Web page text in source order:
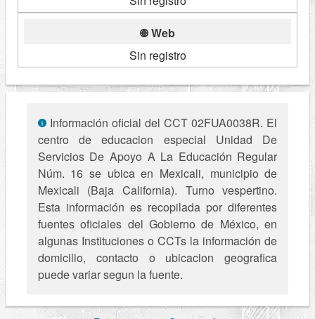
Web
Sin registro
Información oficial del CCT 02FUA0038R. El
centro de educacion especial Unidad De
Servicios De Apoyo A La Educación Regular
Núm. 16 se ubica en Mexicali, municipio de
Mexicali (Baja California). Turno vespertino.
Esta información es recopilada por diferentes
fuentes oficiales del Gobierno de México, en
algunas Instituciones o CCTs la información de
domicilio, contacto o ubicacion geografica
puede variar segun la fuente.